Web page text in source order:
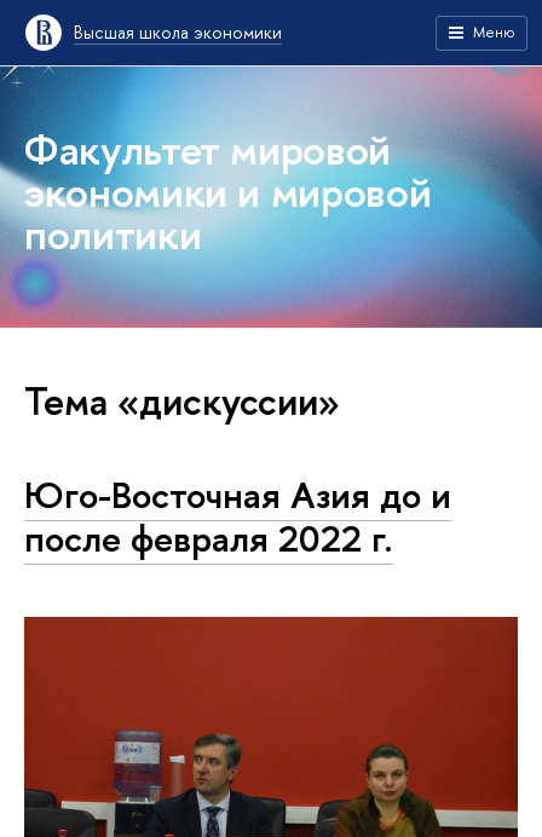
Высшая школа экономики Меню
Факультет мировой
экономики и мировой
политики
Тема «дискуссии»
Юго-Восточная Азия до и
после февраля 2022 г.